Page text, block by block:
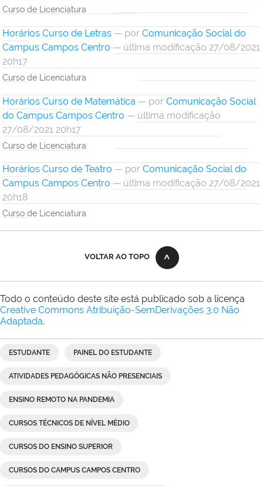
Curso de Licenciatura
Horários Curso de Letras — por Comunicação Social do
Campus Campos Centro — última modificação 27/08/2021
20h17
Curso de Licenciatura
Horários Curso de Matemática — por Comunicação Social
do Campus Campos Centro — última modificação
27/08/2021 20h17
Curso de Licenciatura
Horários Curso de Teatro — por Comunicação Social do
Campus Campos Centro — última modificação 27/08/2021
20h18
Curso de Licenciatura
VOLTAR AO TOPO
Todo o conteúdo deste site está publicado sob a licença
Creative Commons Atribuição-SemDerivações 3.0 Não
Adaptada.
ESTUDANTE PAINEL DO ESTUDANTE
ATIVIDADES PEDAGÓGICAS NÃO PRESENCIAIS
ENSINO REMOTO NA PANDEMIA
CURSOS TÉCNICOS DE NÍVEL MÉDIO
CURSOS DO ENSINO SUPERIOR
CURSOS DO CAMPUS CAMPOS CENTRO